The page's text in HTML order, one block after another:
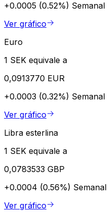
+0.0005 (0.52%) Semanal
Ver gráfico
Euro
1 SEK equivale a
0,0913770 EUR
+0.0003 (0.32%) Semanal
Ver gráfico
Libra esterlina
1 SEK equivale a
0,0783533 GBP
+0.0004 (0.56%) Semanal
Ver gráfico